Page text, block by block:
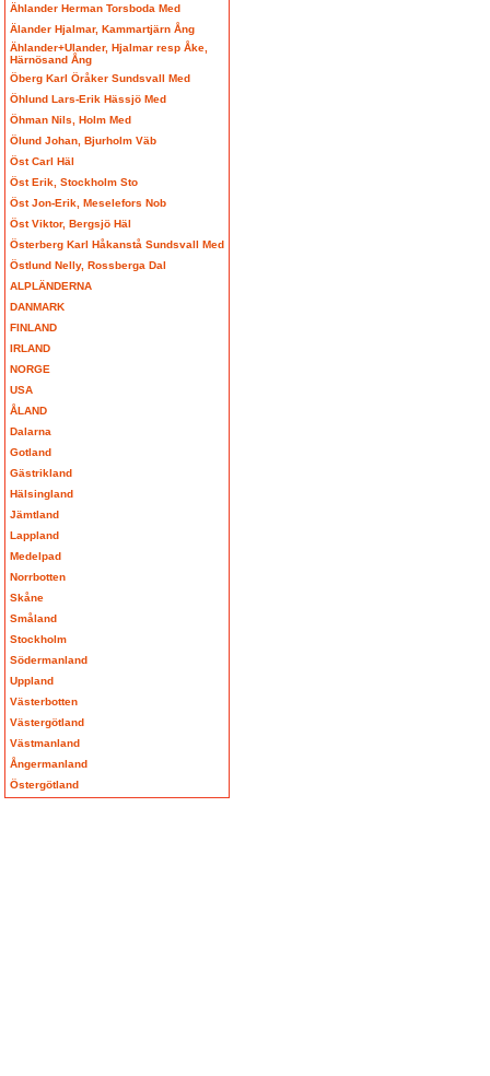
Ählander Herman Torsboda Med
Älander Hjalmar, Kammartjärn Ång
Ählander+Ulander, Hjalmar resp Åke,
Härnösand Ång
Öberg Karl Öråker Sundsvall Med
Öhlund Lars-Erik Hässjö Med
Öhman Nils, Holm Med
Ölund Johan, Bjurholm Väb
Öst Carl Häl
Öst Erik, Stockholm Sto
Öst Jon-Erik, Meselefors Nob
Öst Viktor, Bergsjö Häl
Österberg Karl Håkanstå Sundsvall Med
Östlund Nelly, Rossberga Dal
ALPLÄNDERNA
DANMARK
FINLAND
IRLAND
NORGE
USA
ÅLAND
Dalarna
Gotland
Gästrikland
Hälsingland
Jämtland
Lappland
Medelpad
Norrbotten
Skåne
Småland
Stockholm
Södermanland
Uppland
Västerbotten
Västergötland
Västmanland
Ångermanland
Östergötland